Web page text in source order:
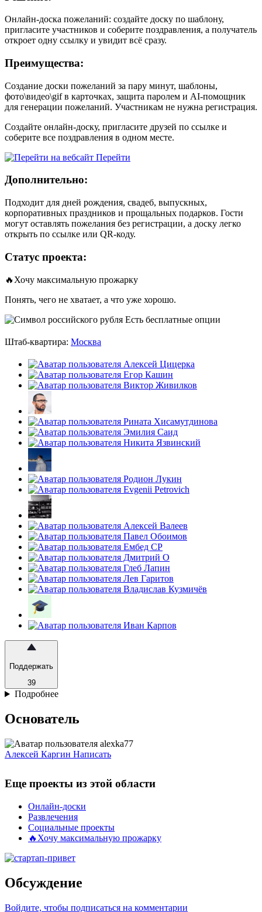
Онлайн-доска пожеланий: создайте доску по шаблону,
пригласите участников и соберите поздравления, а получатель
откроет одну ссылку и увидит всё сразу.
Преимущества:
Создание доски пожеланий за пару минут, шаблоны,
фото\видео\gif в карточках, защита паролем и AI-помощник
для генерации пожеланий. Участникам не нужна регистрация.
Создайте онлайн-доску, пригласите друзей по ссылке и
соберите все поздравления в одном месте.
Перейти
Дополнительно:
Подходит для дней рождения, свадеб, выпускных,
корпоративных праздников и прощальных подарков. Гости
могут оставлять пожелания без регистрации, а доску легко
открыть по ссылке или QR-коду.
Статус проекта:
🔥Хочу максимальную прожарку
Понять, чего не хватает, а что уже хорошо.
Есть бесплатные опции
Штаб-квартира: Москва
Поддержать
39
Подробнее
Основатель
Алексей Каргин Написать
Еще проекты из этой области
Онлайн-доски
Развлечения
Социальные проекты
🔥Хочу максимальную прожарку
Обсуждение
Войдите, чтобы подписаться на комментарии